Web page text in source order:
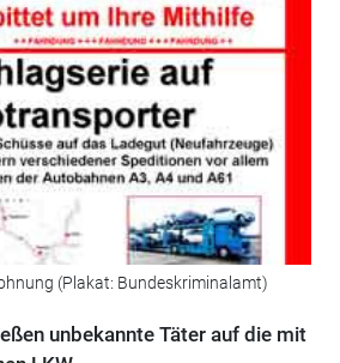
(Plakat: Bundeskriminalamt)
unbekannte Täter auf die mit